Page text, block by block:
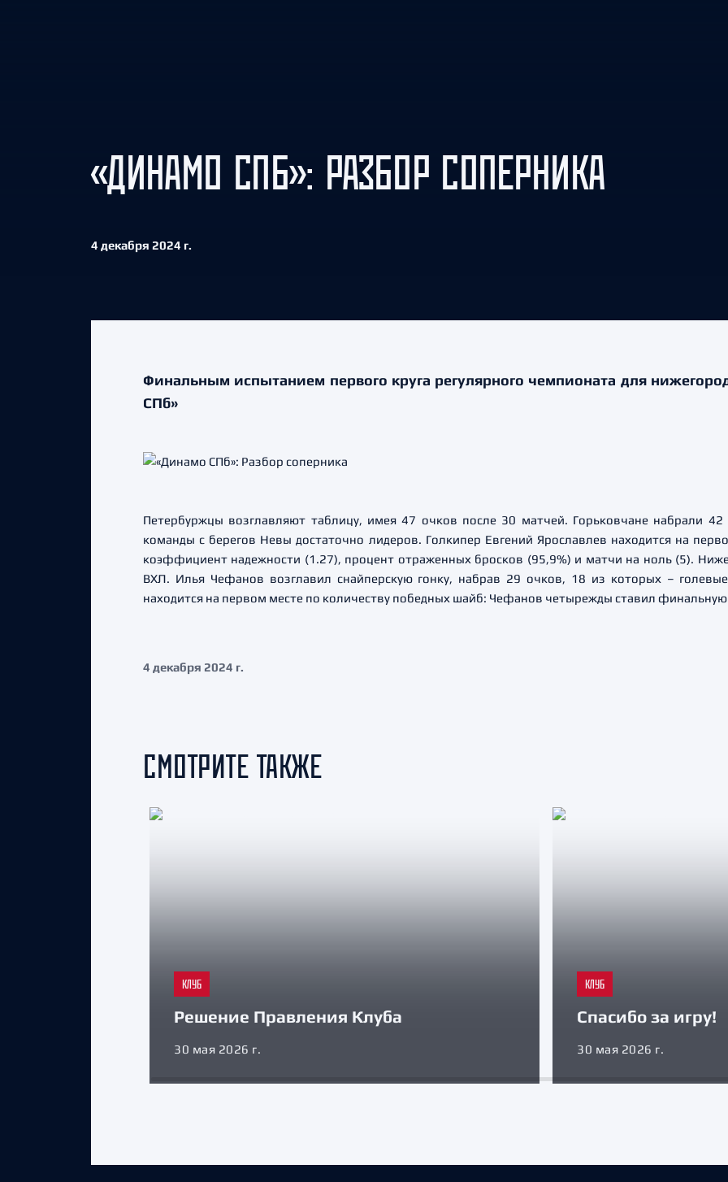
«ДИНАМО СПБ»: РАЗБОР СОПЕРНИКА
4 декабря 2024 г.
Финальным испытанием первого круга регулярного чемпионата для
СПб»
Петербуржцы возглавляют таблицу, имея 47 очков после 30 матчей. Горьковчане набрали
команды с берегов Невы достаточно лидеров. Голкипер Евгений Ярославлев находится на
коэффициент надежности (1.27), процент отраженных бросков (95,9%) и матчи на ноль (5).
ВХЛ. Илья Чефанов возглавил снайперскую гонку, набрав 29 очков, 18 из которых –
находится на первом месте по количеству победных шайб: Чефанов четырежды ставил финальную
4 декабря 2024 г.
СМОТРИТЕ ТАКЖЕ
КЛУБ
Решение Правления Клуба
30 мая 2026 г.
КЛУБ
Спасибо за игру!
30 мая 2026 г.